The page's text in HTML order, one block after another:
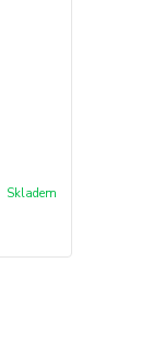
Skladem